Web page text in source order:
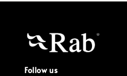
Follow us